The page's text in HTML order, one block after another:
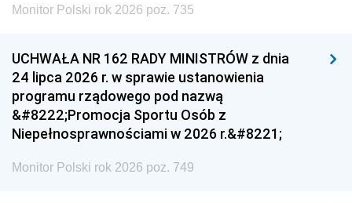
Monitor Polski rok 2026 poz. 735
UCHWAŁA NR 162 RADY MINISTRÓW z dnia
24 lipca 2026 r. w sprawie ustanowienia
programu rządowego pod nazwą
&#8222;Promocja Sportu Osób z
Niepełnosprawnościami w 2026 r.&#8221;
Monitor Polski rok 2026 poz. 749